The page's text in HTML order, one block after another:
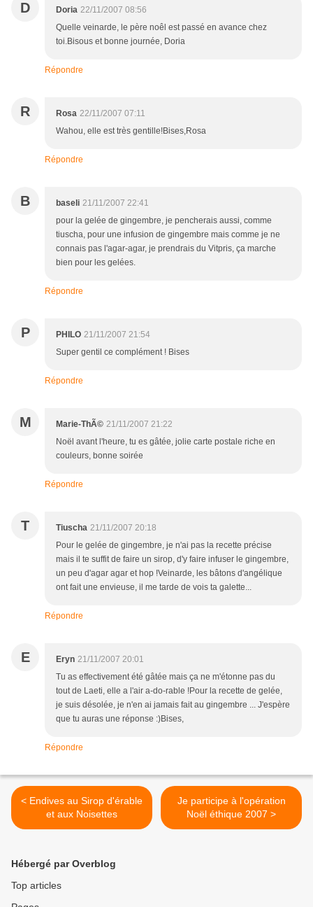
D Doria 22/11/2007 08:56
Quelle veinarde, le père noêl est passé en avance chez
toi.Bisous et bonne journée, Doria
Répondre
R Rosa 22/11/2007 07:11
Wahou, elle est très gentille!Bises,Rosa
Répondre
B baseli 21/11/2007 22:41
pour la gelée de gingembre, je pencherais aussi, comme
tiuscha, pour une infusion de gingembre mais comme je ne
connais pas l'agar-agar, je prendrais du Vitpris, ça marche
bien pour les gelées.
Répondre
P PHILO 21/11/2007 21:54
Super gentil ce complément ! Bises
Répondre
M Marie-ThÃ© 21/11/2007 21:22
Noël avant l'heure, tu es gâtée, jolie carte postale riche en
couleurs, bonne soirée
Répondre
T Tiuscha 21/11/2007 20:18
Pour le gelée de gingembre, je n'ai pas la recette précise
mais il te suffit de faire un sirop, d'y faire infuser le gingembre,
un peu d'agar agar et hop !Veinarde, les bâtons d'angélique
ont fait une envieuse, il me tarde de vois ta galette...
Répondre
E Eryn 21/11/2007 20:01
Tu as effectivement été gâtée mais ça ne m'étonne pas du
tout de Laeti, elle a l'air a-do-rable !Pour la recette de gelée,
je suis désolée, je n'en ai jamais fait au gingembre ... J'espère
que tu auras une réponse :)Bises,
Répondre
< Endives au Sirop d'érable
et aux Noisettes
Je participe à l'opération
Noël éthique 2007 >
Hébergé par Overblog
Top articles